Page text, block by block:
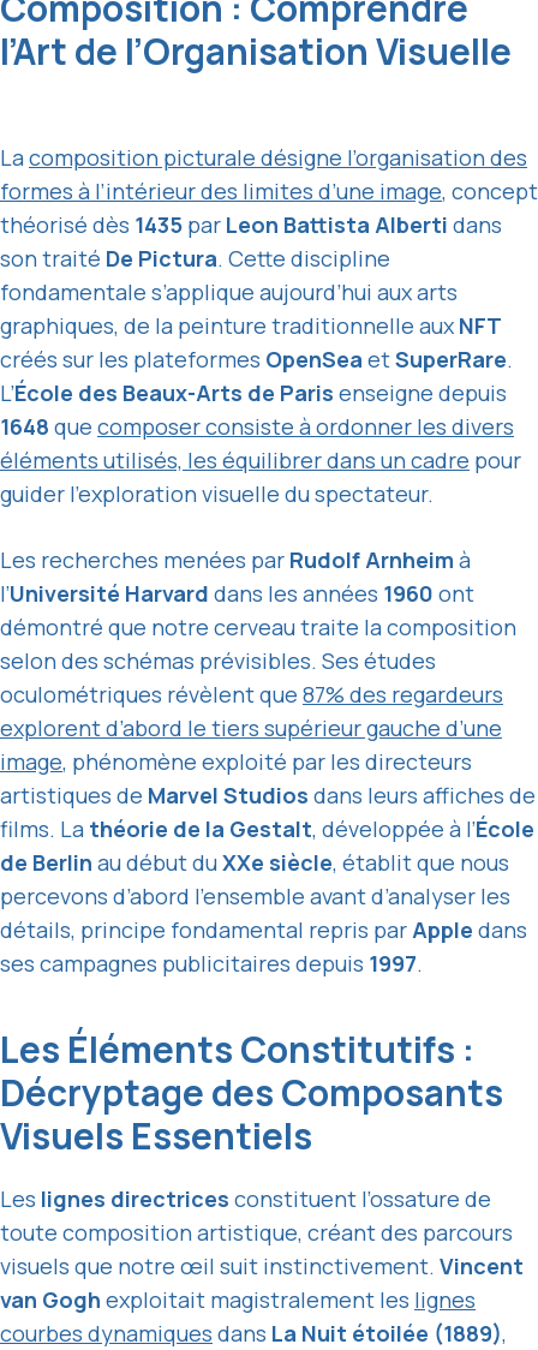
l’Art de l’Organisation Visuelle
Lacomposition picturale désigne l’organisation des
formes à l’intérieur des limites d’une image, concept
théorisé dès 1435 par Leon Battista Alberti dans
son traité De Pictura. Cette discipline
fondamentale s’applique aujourd’hui aux arts
graphiques, de la peinture traditionnelle aux NFT
créés sur les plateformes OpenSea etSuperRare.
L’École des Beaux-Arts de Paris enseigne depuis
1648 que composer consiste à ordonner les divers
éléments utilisés, les équilibrer dans un cadre pour
guider l’exploration visuelle du spectateur.
Les recherches menées par Rudolf Arnheim à
l’Université Harvard dans les années 1960 ont
démontré que notre cerveau traite la composition
selon des schémas prévisibles. Ses études
oculométriques révèlent que 87% des regardeurs
explorent d’abord le tiers supérieur gauche d’une
image, phénomène exploité par les directeurs
artistiques de Marvel Studios dans leurs affiches de
films. La théorie de la Gestalt, développée à l’École
de Berlin au début duXXe siècle, établit que nous
percevons d’abord l’ensemble avant d’analyser les
détails, principe fondamental repris parApple dans
ses campagnes publicitaires depuis 1997.
Les Éléments Constitutifs :
Décryptage des Composants
Visuels Essentiels
Les lignes directrices constituent l’ossature de
toute composition artistique, créant des parcours
visuels que notre œil suit instinctivement. Vincent
van Gogh exploitait magistralement les lignes
courbes dynamiques dans La Nuit étoilée (1889),